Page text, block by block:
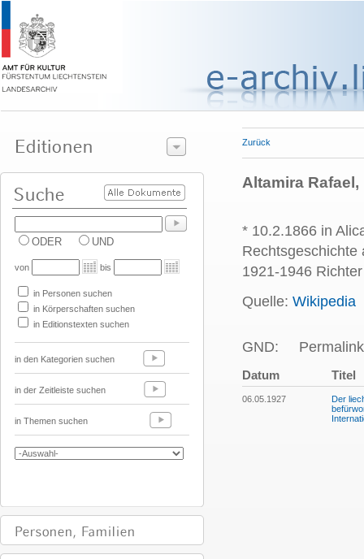
ODER UND
von bis
in Personen suchen
in Körperschaften suchen
in Editionstexten suchen
in den Kategorien suchen
in der Zeitleiste suchen
in Themen suchen
Zurück
Altamira
* 10.2.1866 in
Rechtsgeschichte
1921-1946
Quelle: Wikipedia
GND:
Datum Titel
06.05.1927
Der